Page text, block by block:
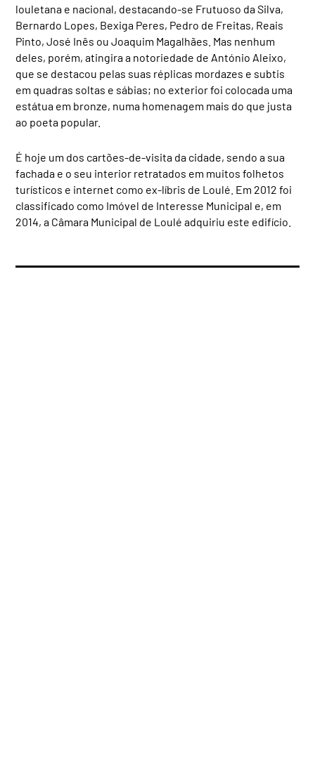
louletana e nacional, destacando-se Frutuoso da Silva,
Bernardo Lopes, Bexiga Peres, Pedro de Freitas, Reais
Pinto, José Inês ou Joaquim Magalhães. Mas nenhum
deles, porém, atingira a notoriedade de António Aleixo,
que se destacou pelas suas réplicas mordazes e subtis
em quadras soltas e sábias; no exterior foi colocada uma
estátua em bronze, numa homenagem mais do que justa
ao poeta popular.
É hoje um dos cartões-de-visita da cidade, sendo a sua
fachada e o seu interior retratados em muitos folhetos
turísticos e internet como ex-líbris de Loulé. Em 2012 foi
classificado como Imóvel de Interesse Municipal e, em
2014, a Câmara Municipal de Loulé adquiriu este edifício.